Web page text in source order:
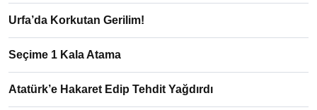
Urfa’da Korkutan Gerilim!
Seçime 1 Kala Atama
Atatürk’e Hakaret Edip Tehdit Yağdırdı